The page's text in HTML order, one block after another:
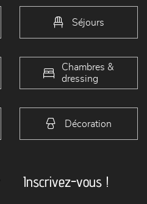
Séjours
Chambres &
dressing
Décoration
Inscrivez-vous !